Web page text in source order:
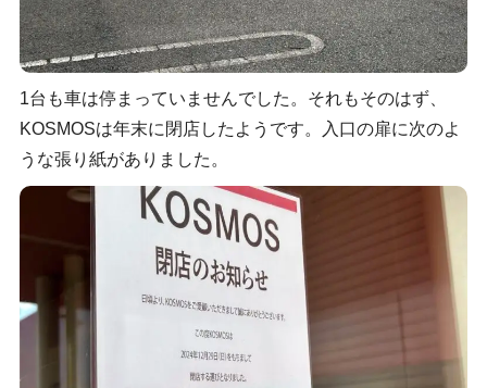
1台も車は停まっていませんでした。それもそのはず、
KOSMOSは年末に閉店したようです。入口の扉に次のよ
うな張り紙がありました。